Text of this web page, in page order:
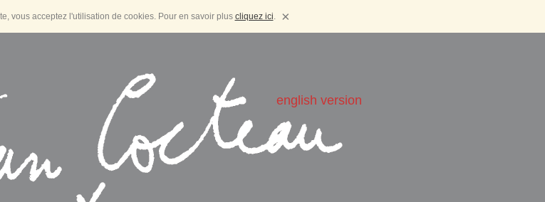
vous acceptez l'utilisation de cookies. Pour en savoir plus cliquez ici. ×
english version